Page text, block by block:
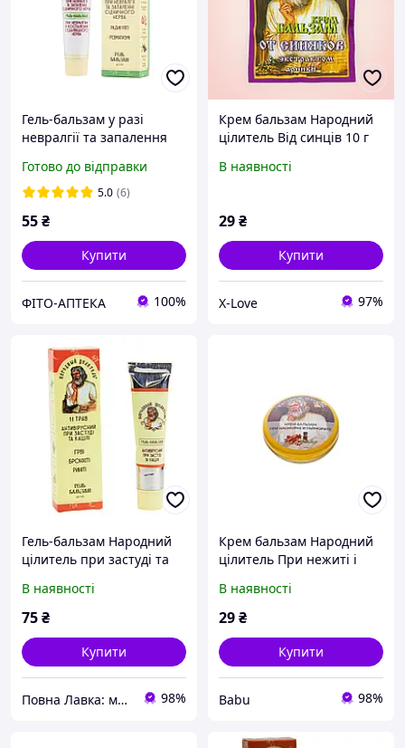
Гель-бальзам у разі
невралгії та запалення
Народний цілитель
Готово до відправки
5.0 (6)
55₴
Купити
ФІТО-АПТЕКА 100%
Крем бальзам Народний
цілитель Від синців 10 г
В наявності
29₴
Купити
X-Love 97%
Гель-бальзам Народний
цілитель при застуді та
В наявності
75₴
Купити
Повна Лавка: модно і комфортно за доступною ціною 98%
Крем бальзам Народний
цілитель При нежиті і
В наявності
29₴
Купити
Babu 98%